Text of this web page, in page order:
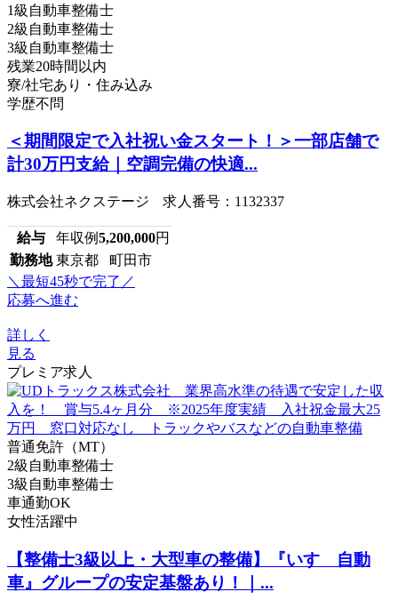
1級自動車整備士
2級自動車整備士
3級自動車整備士
残業20時間以内
寮/社宅あり・住み込み
学歴不問
＜期間限定で入社祝い金スタート！＞一部店舗で
計30万円支給｜空調完備の快適...
株式会社ネクステージ 求人番号：1132337
給与 年収例5,200,000円
勤務地 東京都 町田市
＼最短45秒で完了／
応募へ進む
詳しく
見る
プレミア求人
普通免許（MT）
2級自動車整備士
3級自動車整備士
車通勤OK
女性活躍中
【整備士3級以上・大型車の整備】『いすゞ自動
車』グループの安定基盤あり！｜...